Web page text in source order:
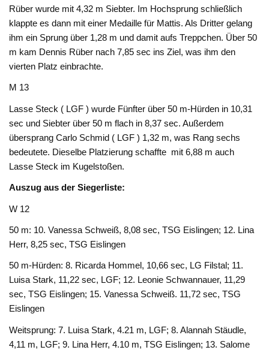
Rüber wurde mit 4,32 m Siebter. Im Hochsprung schließlich
klappte es dann mit einer Medaille für Mattis. Als Dritter gelang
ihm ein Sprung über 1,28 m und damit aufs Treppchen. Über 50
m kam Dennis Rüber nach 7,85 sec ins Ziel, was ihm den
vierten Platz einbrachte.
M 13
Lasse Steck ( LGF ) wurde Fünfter über 50 m-Hürden in 10,31
sec und Siebter über 50 m flach in 8,37 sec. Außerdem
übersprang Carlo Schmid ( LGF ) 1,32 m, was Rang sechs
bedeutete. Dieselbe Platzierung schaffte mit 6,88 m auch
Lasse Steck im Kugelstoßen.
Auszug aus der Siegerliste:
W 12
50 m: 10. Vanessa Schweiß, 8,08 sec, TSG Eislingen; 12. Lina
Herr, 8,25 sec, TSG Eislingen
50 m-Hürden: 8. Ricarda Hommel, 10,66 sec, LG Filstal; 11.
Luisa Stark, 11,22 sec, LGF; 12. Leonie Schwannauer, 11,29
sec, TSG Eislingen; 15. Vanessa Schweiß. 11,72 sec, TSG
Eislingen
Weitsprung: 7. Luisa Stark, 4.21 m, LGF; 8. Alannah Stäudle,
4,11 m, LGF; 9. Lina Herr, 4.10 m, TSG Eislingen; 13. Salome